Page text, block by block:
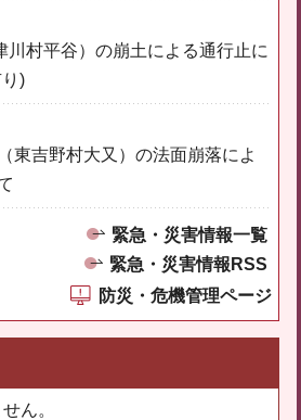
川村平谷）の崩土による通行止に
)
東吉野村大又）の法面崩落によ
緊急・災害情報一覧
緊急・災害情報RSS
防災・危機管理ページ
ん。